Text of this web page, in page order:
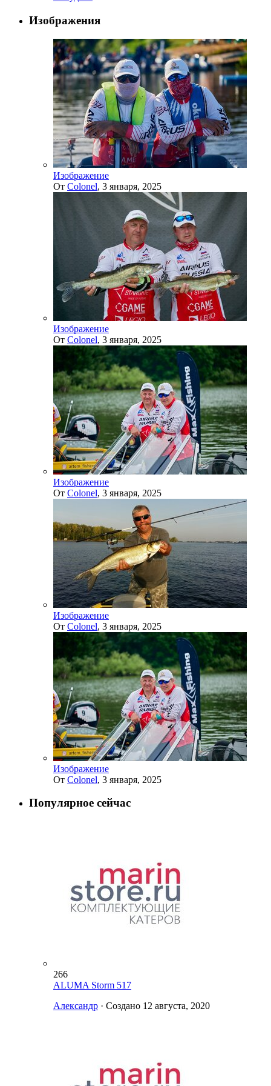
Изображения
Изображение
От Colonel, 3 января, 2025
Изображение
От Colonel, 3 января, 2025
Изображение
От Colonel, 3 января, 2025
Изображение
От Colonel, 3 января, 2025
Изображение
От Colonel, 3 января, 2025
Популярное сейчас
266
ALUMA Storm 517
Александр · Создано 12 августа, 2020